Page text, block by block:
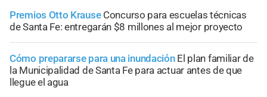
Premios Otto Krause Concurso para escuelas técnicas
de Santa Fe: entregarán $8 millones al mejor proyecto
Cómo prepararse para una inundación El plan familiar de
la Municipalidad de Santa Fe para actuar antes de que
llegue el agua